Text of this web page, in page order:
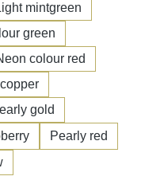
mintgreen
green
colour red
gold
Pearly red